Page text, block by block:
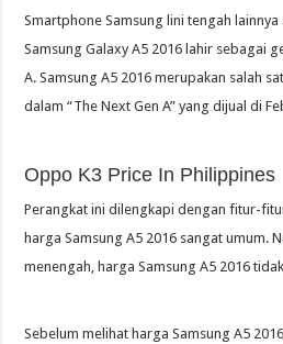
Smartphone Samsung lini tengah lainnya
Samsung Galaxy A5 2016 lahir sebagai
A. Samsung A5 2016 merupakan salah
dalam “The Next Gen A” yang dijual di
Oppo K3 Price In Philippines
Perangkat ini dilengkapi dengan fitur-
harga Samsung A5 2016 sangat umum.
menengah, harga Samsung A5 2016
Sebelum melihat harga Samsung A5